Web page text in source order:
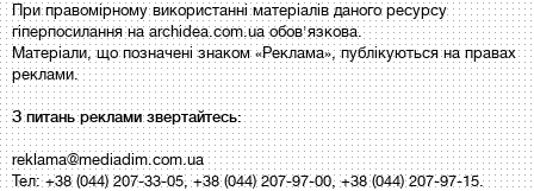
При правомірному використанні матеріалів даного ресурсу
гіперпосилання на archidea.com.ua обов'язкова.
Матеріали, що позначені знаком «Реклама», публікуються на правах
реклами.
З питань реклами звертайтесь:
reklama@mediadim.com.ua
Тел: +38 (044) 207-33-05, +38 (044) 207-97-00, +38 (044) 207-97-15.